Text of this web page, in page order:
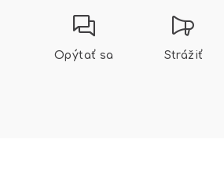
Opýtať sa Strážiť